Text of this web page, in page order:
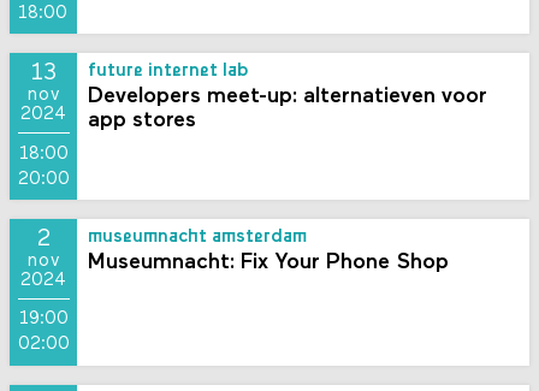
18:00
13
nov
2024
18:00
20:00
future internet lab
Developers meet-up: alternatieven voor
app stores
2
nov
2024
19:00
02:00
museumnacht amsterdam
Museumnacht: Fix Your Phone Shop